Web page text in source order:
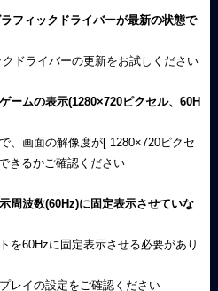
フィックドライバーが最新の状態で
ドライバーの更新をお試しください
ームの表示(1280×720ピクセル、60H
、画面の解像度が[ 1280×720ピクセ
きるかご確認ください
周波数(60Hz)に固定表示させていな
を60Hzに固定表示させる必要があり
レイの設定をご確認ください